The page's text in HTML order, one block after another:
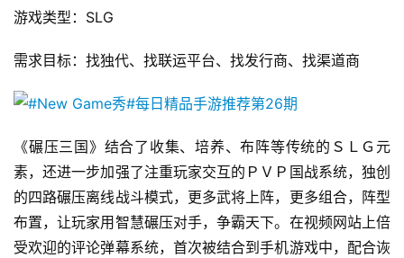
游戏类型：SLG
需求目标：找独代、找联运平台、 找发行商、找渠道商
《碾压三国》结合了收集、培养、布阵等传统的ＳＬＧ元
素，还进一步加强了注重玩家交互的ＰＶＰ国战系统，独创
的四路碾压离线战斗模式，更多武将上阵，更多组合，阵型
布置，让玩家用智慧碾压对手，争霸天下。在视频网站上倍
受欢迎的评论弹幕系统，首次被结合到手机游戏中，配合诙